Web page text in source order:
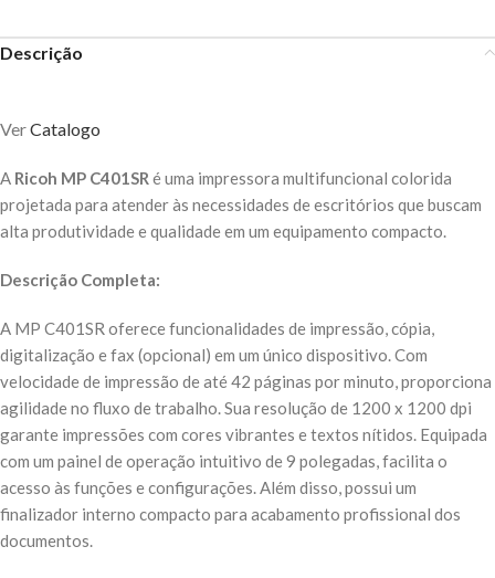
Descrição
VerCatalogo
A Ricoh MP C401SR é uma impressora multifuncional colorida
projetada para atender às necessidades de escritórios que buscam
alta produtividade e qualidade em um equipamento compacto.
Descrição Completa:
A MP C401SR oferece funcionalidades de impressão, cópia,
digitalização e fax (opcional) em um único dispositivo. Com
velocidade de impressão de até 42 páginas por minuto, proporciona
agilidade no fluxo de trabalho. Sua resolução de 1200 x 1200 dpi
garante impressões com cores vibrantes e textos nítidos. Equipada
com um painel de operação intuitivo de 9 polegadas, facilita o
acesso às funções e configurações. Além disso, possui um
finalizador interno compacto para acabamento profissional dos
documentos.